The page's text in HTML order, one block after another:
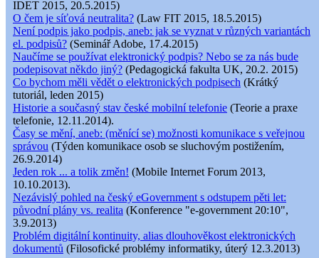
IDET 2015, 20.5.2015)
O čem je síťová neutralita? (Law FIT 2015, 18.5.2015)
Není podpis jako podpis, aneb: jak se vyznat v různých variantách
el. podpisů? (Seminář Adobe, 17.4.2015)
Naučíme se používat elektronický podpis? Nebo se za nás bude
podepisovat někdo jiný? (Pedagogická fakulta UK, 20.2. 2015)
Co bychom měli vědět o elektronických podpisech (Krátký
tutoriál, leden 2015)
Historie a současný stav české mobilní telefonie (Teorie a praxe
telefonie, 12.11.2014).
Časy se mění, aneb: (měnící se) možnosti komunikace s veřejnou
správou (Týden komunikace osob se sluchovým postižením,
26.9.2014)
Jeden rok ... a tolik změn! (Mobile Internet Forum 2013,
10.10.2013).
Nezávislý pohled na český eGovernment s odstupem pěti let:
původní plány vs. realita (Konference "e-government 20:10",
3.9.2013)
Problém digitální kontinuity, alias dlouhověkost elektronických
dokumentů (Filosofické problémy informatiky, úterý 12.3.2013)